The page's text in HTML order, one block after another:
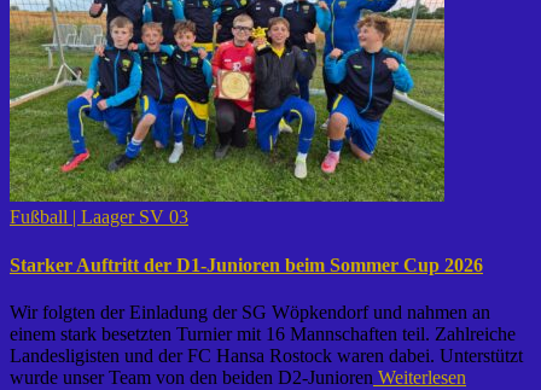
Fußball | Laager SV 03
Starker Auftritt der D1-Junioren beim Sommer Cup 2026
Wir folgten der Einladung der SG Wöpkendorf und nahmen an
einem stark besetzten Turnier mit 16 Mannschaften teil. Zahlreiche
Landesligisten und der FC Hansa Rostock waren dabei. Unterstützt
wurde unser Team von den beiden D2-Junioren Weiterlesen